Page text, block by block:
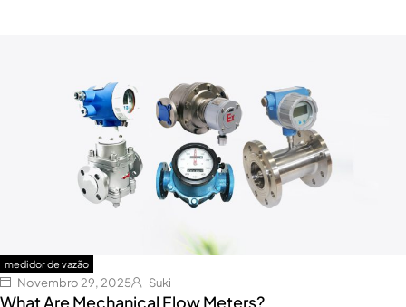
medidor de vazão
Novembro 29, 2025 Suki
What Are Mechanical Flow Meters?